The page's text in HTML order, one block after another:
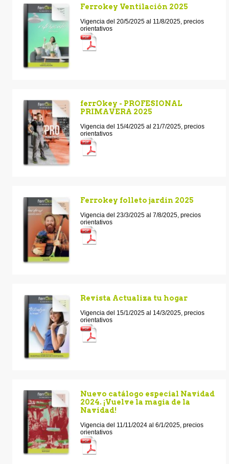
Ferrokey Ventilación 2025
Vigencia del 20/5/2025 al 11/8/2025, precios
orientativos
ferrOkey - PROFESIONAL
PRIMAVERA 2025
Vigencia del 15/4/2025 al 21/7/2025, precios
orientativos
Ferrokey folleto jardin 2025
Vigencia del 23/3/2025 al 7/8/2025, precios
orientativos
Revista Actualiza tu hogar
Vigencia del 15/1/2025 al 14/3/2025, precios
orientativos
Nuevo catálogo especial Navidad
2024. ¡Vuelve la magia de la
Navidad!
Vigencia del 11/11/2024 al 6/1/2025, precios
orientativos